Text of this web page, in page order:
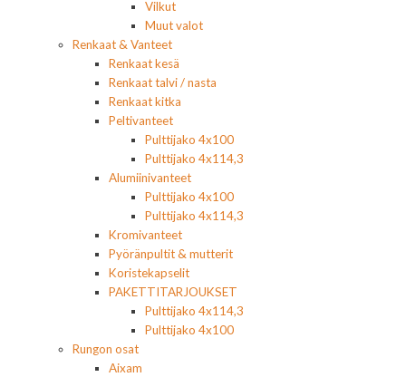
Vilkut
Muut valot
Renkaat & Vanteet
Renkaat kesä
Renkaat talvi / nasta
Renkaat kitka
Peltivanteet
Pulttijako 4x100
Pulttijako 4x114,3
Alumiinivanteet
Pulttijako 4x100
Pulttijako 4x114,3
Kromivanteet
Pyöränpultit & mutterit
Koristekapselit
PAKETTITARJOUKSET
Pulttijako 4x114,3
Pulttijako 4x100
Rungon osat
Aixam